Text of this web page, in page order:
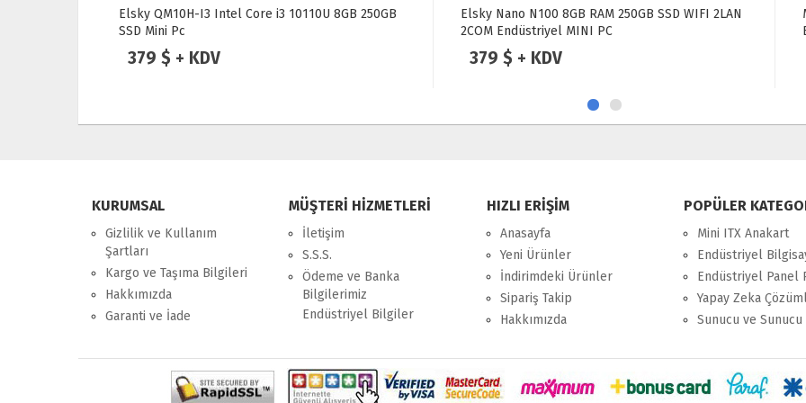
Elsky Nano N100 8GB RAM 250GB SSD WIFI 2LAN
2COM Endüstriyel MINI PC
379 $ + KDV
Merlion M20 Intel Atom D2550 4GB 128GB SSD
Endüstriyel Mini Pc
175 $ + KDV
KURUMSAL
Gizlilik ve Kullanım
Şartları
Kargo ve Taşıma Bilgileri
Hakkımızda
Garanti ve İade
MÜŞTERİ HİZMETLERİ
İletişim
S.S.S.
Ödeme ve Banka
Bilgilerimiz
Endüstriyel Bilgiler
HIZLI ERİŞİM
Anasayfa
Yeni Ürünler
İndirimdeki Ürünler
Sipariş Takip
Hakkımızda
POPÜLER
Mini ITX Anakart
Endüstriyel
Endüstriyel Panel
Yapay Zeka
Sunucu ve Sunucu